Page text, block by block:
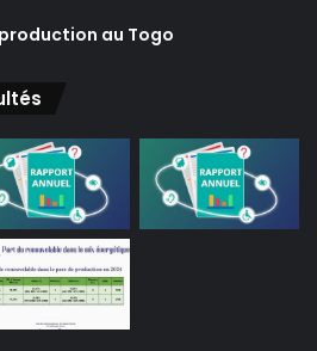
au Togo